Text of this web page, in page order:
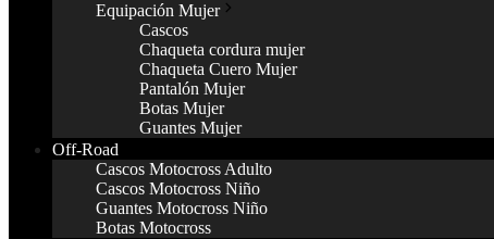
Equipación Mujer
Cascos
Chaqueta cordura mujer
Chaqueta Cuero Mujer
Pantalón Mujer
Botas Mujer
Guantes Mujer
Off-Road
Cascos Motocross Adulto
Cascos Motocross Niño
Guantes Motocross Niño
Botas Motocross